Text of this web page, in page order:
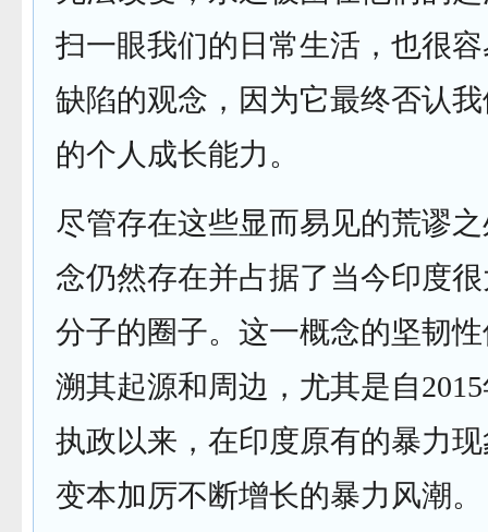
扫一眼我们的日常生活，也很
缺陷的观念，因为它最终否认
的个人成长能力。
尽管存在这些显而易见的荒谬
念仍然存在并占据了当今印度
分子的圈子。这一概念的坚韧
溯其起源和周边，尤其是自
执政以来，在印度原有的暴力
变本加厉不断增长的暴力风潮。